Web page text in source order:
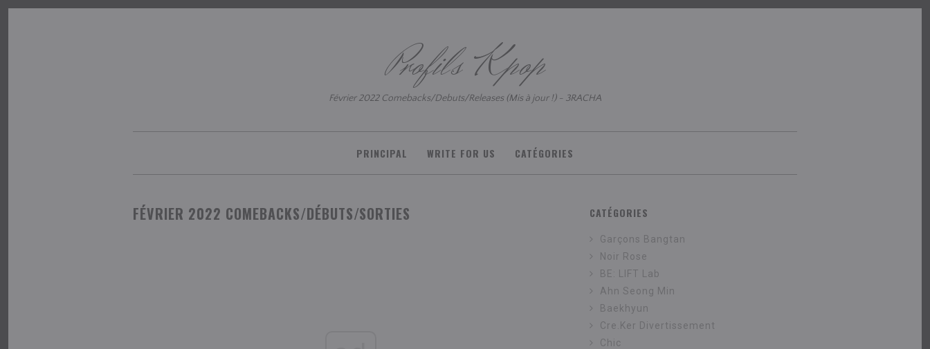
Profils Kpop
Février 2022 Comebacks/Debuts/Releases (Mis à jour !) - 3RACHA
PRINCIPAL WRITE FOR US CATÉGORIES
FÉVRIER 2022 COMEBACKS/DÉBUTS/SORTIES CATÉGORIES
Garçons Bangtan
Noir Rose
BE: LIFT Lab
Ahn Seong Min
Baekhyun
Cre.Ker Divertissement
Chic